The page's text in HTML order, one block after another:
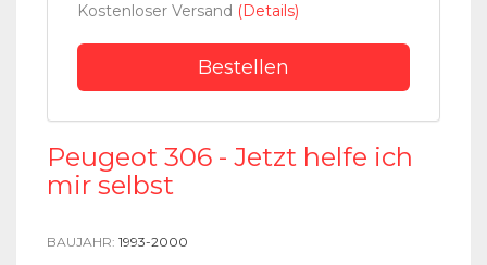
Kostenloser Versand (Details)
Bestellen
Peugeot 306 - Jetzt helfe ich
mir selbst
BAUJAHR: 1993-2000